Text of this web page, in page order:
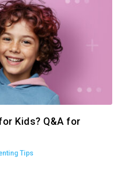
Kids? Q&A for
Tips